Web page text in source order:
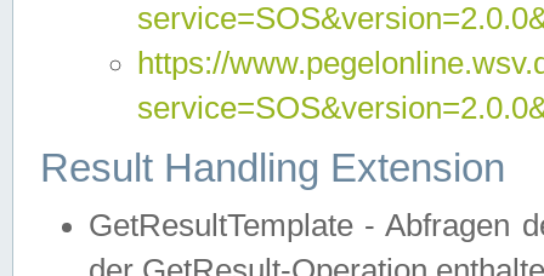
https://
Result Handling Extension
GetResultTemplate - Abfragen